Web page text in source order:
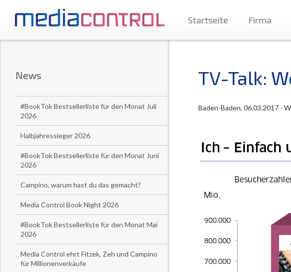
Startseite Firma
News
#BookTok Bestsellerliste für den Monat Juli
2026
Halbjahressieger 2026
#BookTok Bestsellerliste für den Monat Juni
2026
Campino, warum hast du das gemacht?
Media Control Book Night 2026
#BookTok Bestsellerliste für den Monat Mai
2026
Media Control ehrt Fitzek, Zeh und Campino
für Millionenverkäufe
TV-Talk:
Baden-Baden, 06.03.2017 -